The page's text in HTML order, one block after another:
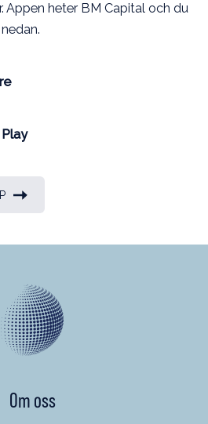
Appen heter BM Capital och du
Om oss